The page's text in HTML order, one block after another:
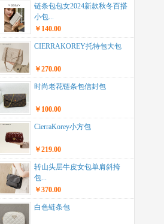
链条包包女2024新款秋冬百搭
小包...
￥140.00
CIERRAKOREY托特包大包
￥270.00
时尚老花链条包信封包
￥100.00
CierraKorey小方包
￥219.00
转山头层牛皮女包单肩斜挎
包...
￥370.00
白色链条包